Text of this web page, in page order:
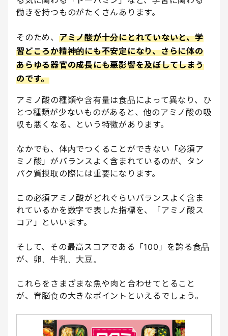
働きを持つものがたくさんあります。
そのため、 アミノ酸が十分にとれていないと、学
習どころか精神的にも不安定になり、さらに体の
あらゆる器官の成長にも悪影響を及ぼしてしまう
のです。
アミノ酸の種類や含有量は食品によって異なり、ひ
とつ種類が少ないものがあると、他のアミノ酸の吸
収も悪くなる、という特徴があります。
なかでも、体内でつくることができない「必須ア
ミノ酸」がバランスよく含まれているのが、タン
パク質摂取の際には重要になります。
この必須アミノ酸がどれぐらいバランスよく含ま
れているかを数字で表した指標を、「アミノ酸ス
コア」といいます。
そして、その最高スコアである「100」を誇る食品
が、卵、牛乳、大豆。
これらをさまざまな魚や肉と合わせてとること
が、育脳食の大きなポイントといえるでしょう。